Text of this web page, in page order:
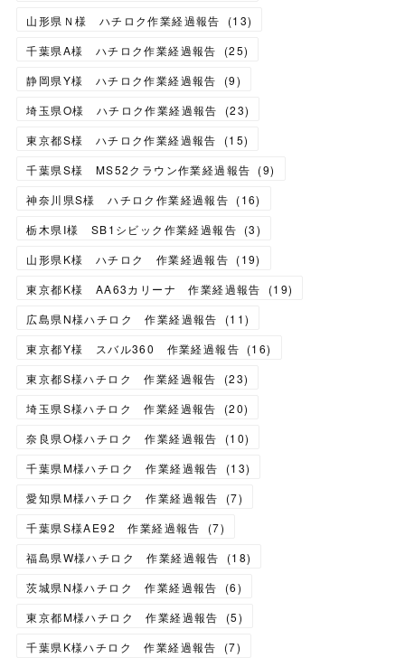
山形県Ｎ様 ハチロク作業経過報告
(13)
千葉県A様 ハチロク作業経過報告
(25)
静岡県Y様 ハチロク作業経過報告
(9)
埼玉県O様 ハチロク作業経過報告
(23)
東京都S様 ハチロク作業経過報告
(15)
千葉県S様 MS52クラウン作業経過報告 (9)
神奈川県S様 ハチロク作業経過報告 (16)
栃木県I様 SB1シビック作業経過報告 (3)
山形県K様 ハチロク 作業経過報告 (19)
東京都K様 AA63カリーナ 作業経過報告
(19)
広島県N様ハチロク 作業経過報告
(11)
東京都Y様 スバル360 作業経過報告 (16)
東京都S様ハチロク 作業経過報告
(23)
埼玉県S様ハチロク 作業経過報告
(20)
奈良県O様ハチロク 作業経過報告
(10)
千葉県M様ハチロク 作業経過報告
(13)
愛知県M様ハチロク 作業経過報告
(7)
千葉県S様AE92 作業経過報告
(7)
福島県W様ハチロク 作業経過報告
(18)
茨城県N様ハチロク 作業経過報告
(6)
東京都M様ハチロク 作業経過報告
(5)
千葉県K様ハチロク 作業経過報告
(7)